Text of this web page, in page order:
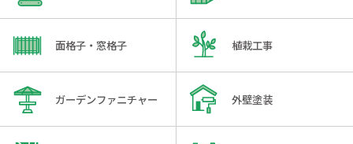
面格子・窓格子 植栽工事
ガーデンファニチャー 外壁塗装